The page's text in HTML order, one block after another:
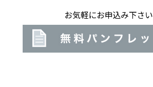
お気軽にお申込み下さい